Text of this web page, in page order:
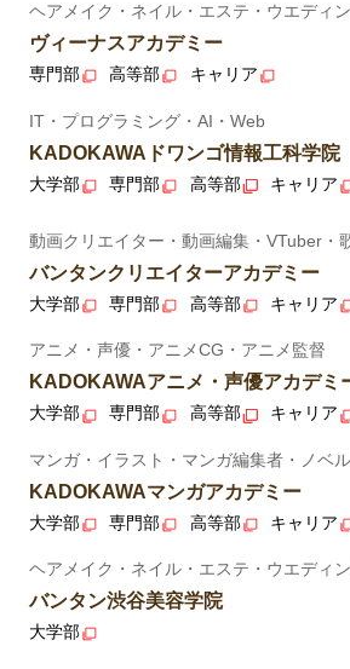
ヘアメイク・ネイル・エステ・ウエディ
ヴィーナスアカデミー
専門部 高等部 キャリア
IT・プログラミング・AI・Web
KADOKAWAドワンゴ情報工科学院
大学部 専門部 高等部 キャリア
動画クリエイター・動画編集・VTuber・
バンタンクリエイターアカデミー
大学部 専門部 高等部 キャリア
アニメ・声優・アニメCG・アニメ監督
KADOKAWAアニメ・声優アカデミ
大学部 専門部 高等部 キャリア
マンガ・イラスト・マンガ編集者・ノベル
KADOKAWAマンガアカデミー
大学部 専門部 高等部 キャリア
ヘアメイク・ネイル・エステ・ウエディ
バンタン渋谷美容学院
大学部